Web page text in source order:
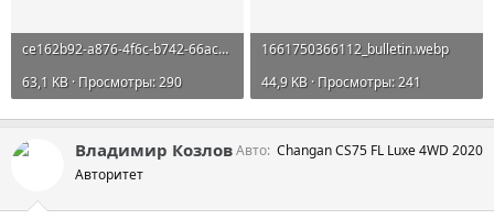
ce162b92-a876-4f6c-b742-66accdf90938.webp
63,1 KB · Просмотры: 290
1661750366112_bulletin.webp
44,9 KB · Просмотры: 241
Владимир Козлов
Авторитет
Авто Changan CS75 FL Luxe 4WD 2020